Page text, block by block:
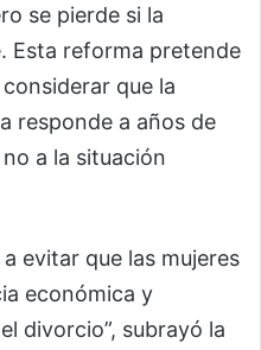
se pierde si la
Esta reforma pretende
que la
responde a años de
a la situación
evitar que las mujeres
económica y
divorcio”, subrayó la